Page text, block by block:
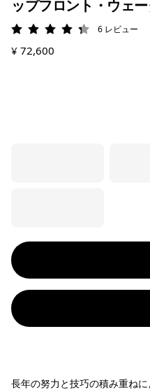
ップフロント・ウェ
評価: 4.3 / 5
6 レビュー
¥ 72,600
長年の努力と技巧の積み重ね